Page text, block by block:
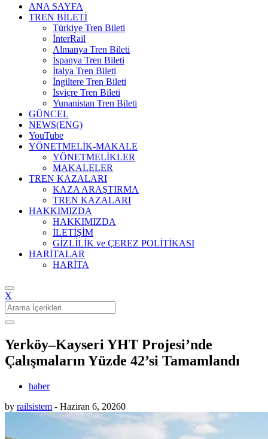
ANA SAYFA
TREN BİLETİ
Türkiye Tren Bileti
İnterRail
Almanya Tren Bileti
İspanya Tren Bileti
İtalya Tren Bileti
İngiltere Tren Bileti
İsviçre Tren Bileti
Yunanistan Tren Bileti
GÜNCEL
NEWS(ENG)
YouTube
YÖNETMELİK-MAKALE
YÖNETMELİKLER
MAKALELER
TREN KAZALARI
KAZA ARAŞTIRMA
TREN KAZALARI
HAKKIMIZDA
HAKKIMIZDA
İLETİŞİM
GİZLİLİK ve ÇEREZ POLİTİKASI
HARİTALAR
HARİTA
X
Search
for:
Yerköy–Kayseri YHT Projesi’nde
Çalışmaların Yüzde 42’si Tamamlandı
haber
by railsistem - Haziran 6, 20260